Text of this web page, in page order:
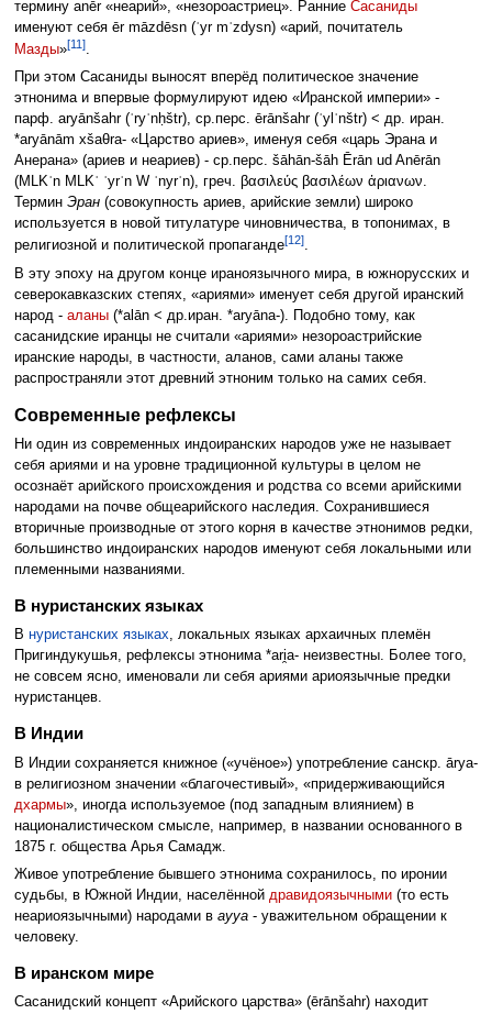
термину anēr «неарий», «незороастриец». Ранние Сасаниды
именуют себя ēr māzdēsn (ʾyr mʾzdysn) «арий, почитатель
Мазды»[11].
При этом Сасаниды выносят вперёд политическое значение
этнонима и впервые формулируют идею «Иранской империи» -
парф. aryānšahr (ʾryʾnḥštr), ср.перс. ērānšahr (ʾylʾnštr) < др. иран.
*aryānām xšaθra- «Царство ариев», именуя себя «царь Эрана и
Анерана» (ариев и неариев) - ср.перс. šāhān-šāh Ērān ud Anērān
(MLKʾn MLKʾ ʾyrʾn W ʾnyrʾn), греч. βασιλεύς βασιλέων ἀριανων.
Термин Эран(совокупность ариев, арийские земли) широко
используется в новой титулатуре чиновничества, в топонимах, в
религиозной и политической пропаганде[12].
В эту эпоху на другом конце ираноязычного мира, в южнорусских и
северокавказских степях, «ариями» именует себя другой иранский
народ - аланы(*alān < др.иран. *aryāna-). Подобно тому, как
сасанидские иранцы не считали «ариями» незороастрийские
иранские народы, в частности, аланов, сами аланы также
распространяли этот древний этноним только на самих себя.
Современные рефлексы
Ни один из современных индоиранских народов уже не называет
себя ариями и на уровне традиционной культуры в целом не
осознаёт арийского происхождения и родства со всеми арийскими
народами на почве общеарийского наследия. Сохранившиеся
вторичные производные от этого корня в качестве этнонимов редки,
большинство индоиранских народов именуют себя локальными или
племенными названиями.
В нуристанских языках
В нуристанских языках, локальных языках архаичных племён
Пригиндукушья, рефлексы этнонима *ari̯a- неизвестны. Более того,
не совсем ясно, именовали ли себя ариями ариоязычные предки
нуристанцев.
В Индии
В Индии сохраняется книжное («учёное») употребление санскр. ārya-
в религиозном значении «благочестивый», «придерживающийся
дхармы», иногда используемое (под западным влиянием) в
националистическом смысле, например, в названии основанного в
1875 г. общества Арья Самадж.
Живое употребление бывшего этнонима сохранилось, по иронии
судьбы, в Южной Индии, населённой дравидоязычными(то есть
неариоязычными) народами в ayya- уважительном обращении к
человеку.
В иранском мире
Сасанидский концепт «Арийского царства» (ērānšahr) находит